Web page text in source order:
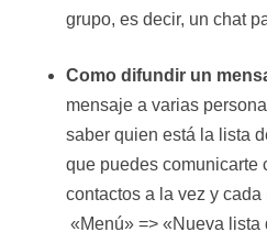
grupo, es decir, un chat
Como difundir un
mensaje a varias
saber quien está la lista
que puedes comunicarte
contactos a la vez y
«Menú» => «Nueva